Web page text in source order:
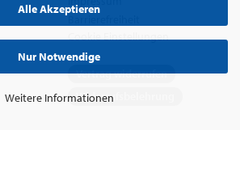
Alle Akzeptieren
Nur Notwendige
Weitere Informationen
Cookie Einstellungen
Vertrag widerrufen
Widerrufsbelehrung